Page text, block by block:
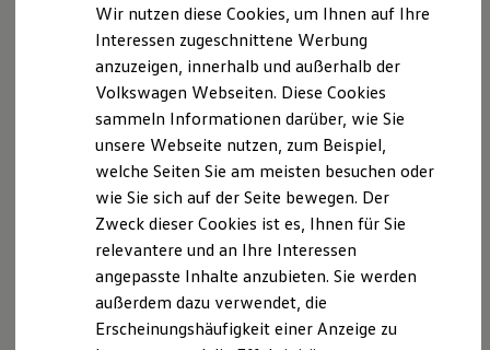
Laden unterwegs
Laden Zuhause
Ladestationen finden
Ladezeitensimulator
Batterie
Sicherheit
Nachhaltigkeit
Technologie
Kosten und Kauf
Kaufoptionen
E-Auto-Förderung
Software und Konnektivität
Die ID. Software 6
ID. Software Versionen und Updates
Digitale Extras
Aufsichtsbehörde: IHK Lüneburg-Wolfsburg
Am Sande 1
21335 Lüneburg
Versicherungsvermittler (
www.vermittlerregister.info)RegisterNr. D-AZEI-
9FU0L-79
Mitglied der Industrie- und Handelskammer Lüneburg-
Wolfsburg
21335 Lüneburg
Berufsrechtliche Regelungen:
Wir nutzen diese Cookies, um Ihnen auf Ihre
Interessen zugeschnittene Werbung
anzuzeigen, innerhalb und außerhalb der
Volkswagen Webseiten. Diese Cookies
sammeln Informationen darüber, wie Sie
unsere Webseite nutzen, zum Beispiel,
welche Seiten Sie am meisten besuchen oder
wie Sie sich auf der Seite bewegen. Der
Zweck dieser Cookies ist es, Ihnen für Sie
relevantere und an Ihre Interessen
angepasste Inhalte anzubieten. Sie werden
außerdem dazu verwendet, die
Erscheinungshäufigkeit einer Anzeige zu